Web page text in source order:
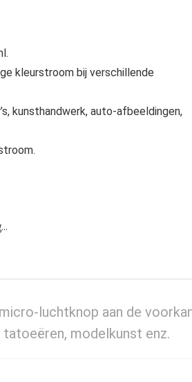
kleurstroom bij verschillende
kunsthandwerk, auto-afbeeldingen,
luchtknop aan de
modelkunst enz.